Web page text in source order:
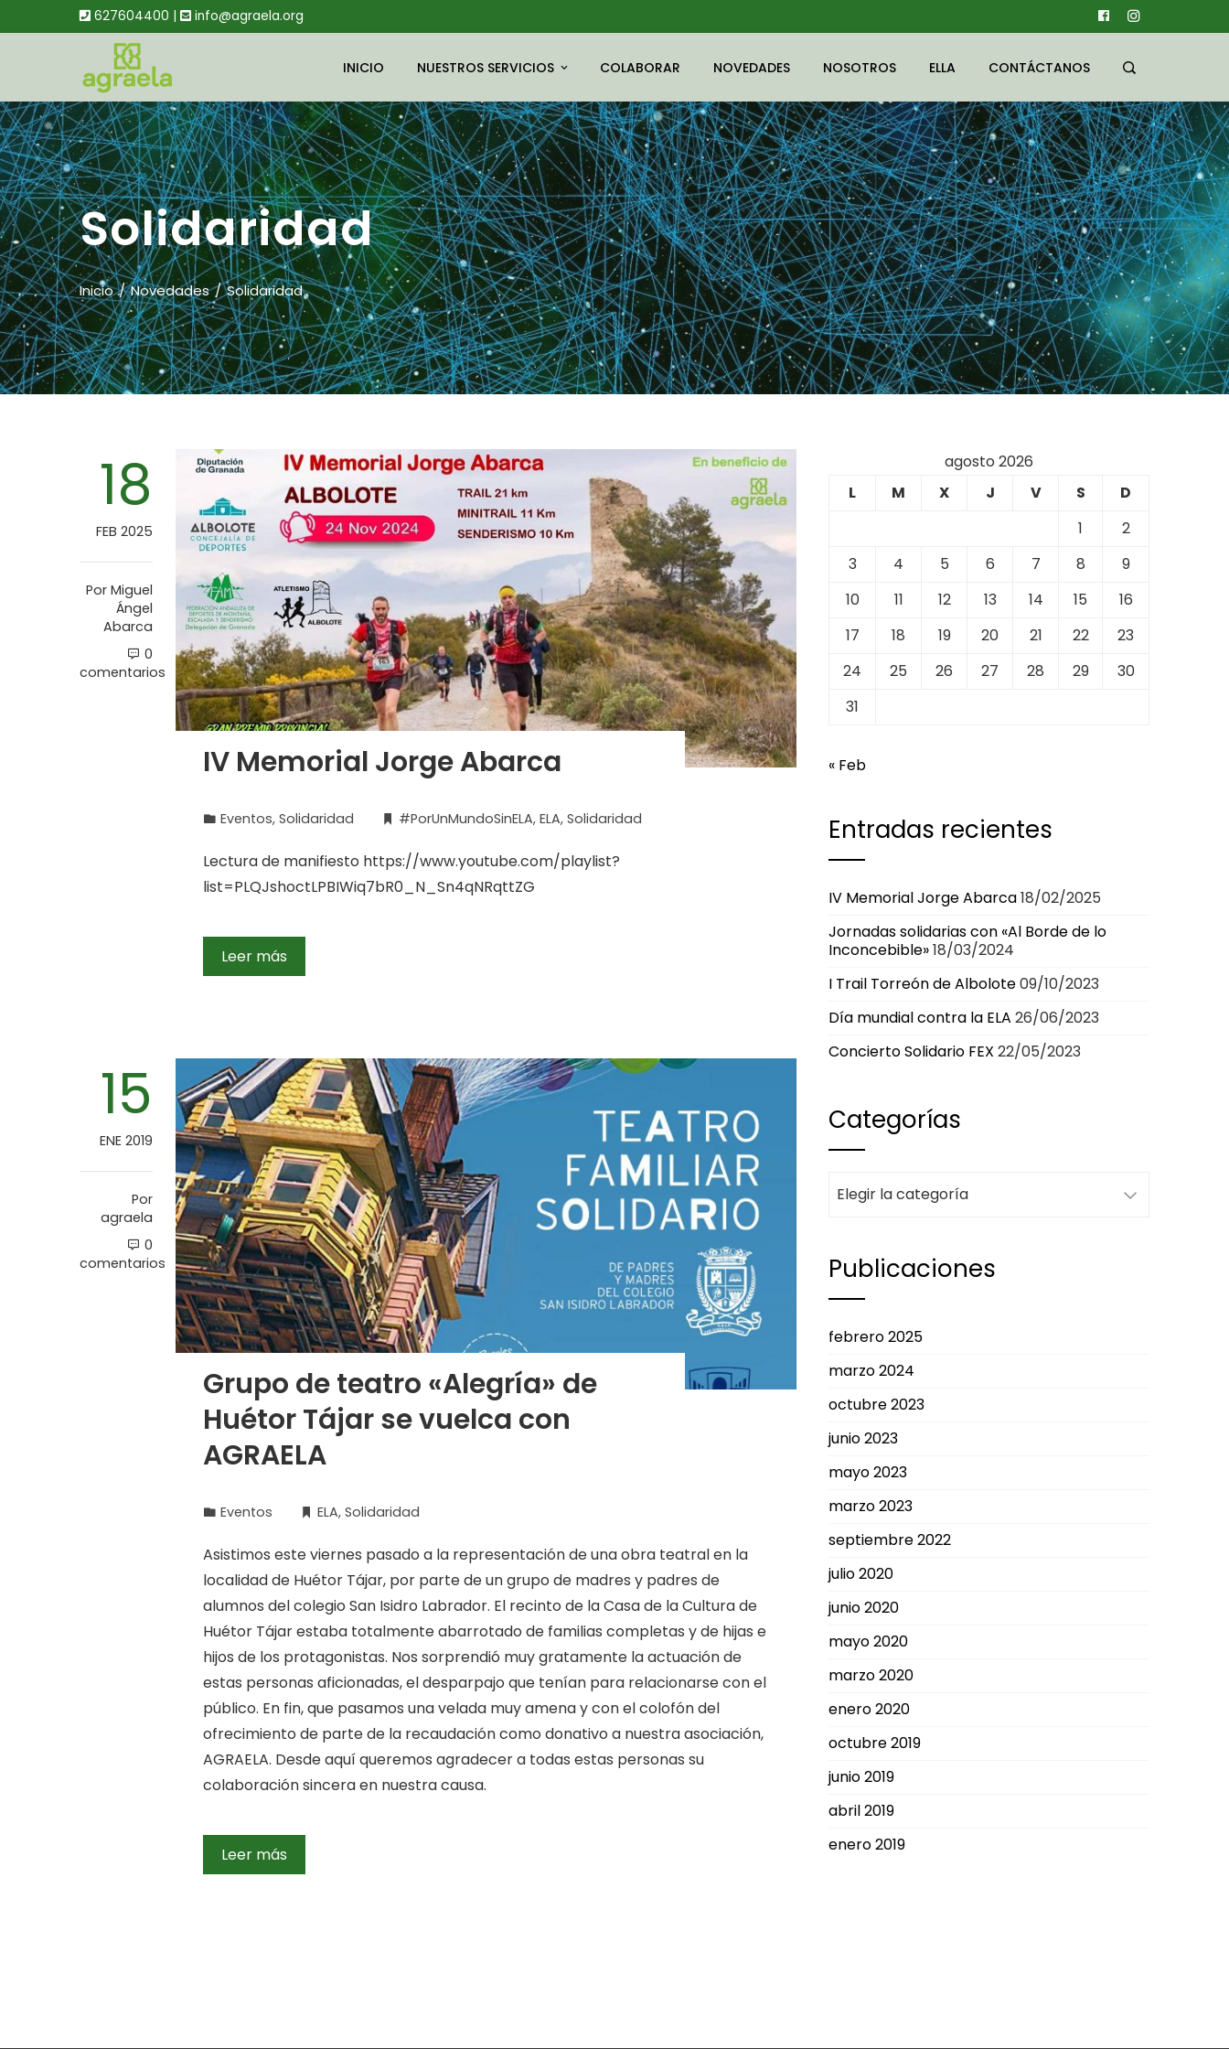
627604400 | info@agraela.org
INICIO NUESTROS SERVICIOS COLABORAR NOVEDADES NOSOTROS ELLA CONTÁCTANOS
Solidaridad
Inicio Novedades Solidaridad
18
FEB 2025
Por Miguel
Ángel
Abarca
0
comentarios
IV Memorial Jorge Abarca
Eventos, Solidaridad #PorUnMundoSinELA, ELA, Solidaridad
Lectura de manifiesto https://www.youtube.com/playlist?
list=PLQJshoctLPBIWiq7bR0_N_Sn4qNRqttZG
Leer más
15
ENE 2019
Por
agraela
0
comentarios
Grupo de teatro «Alegría» de
Huétor Tájar se vuelca con
AGRAELA
Eventos ELA, Solidaridad
Asistimos este viernes pasado a la representación de una obra teatral en la
localidad de Huétor Tájar, por parte de un grupo de madres y padres de
alumnos del colegio San Isidro Labrador. El recinto de la Casa de la Cultura de
Huétor Tájar estaba totalmente abarrotado de familias completas y de hijas e
hijos de los protagonistas. Nos sorprendió muy gratamente la actuación de
estas personas aficionadas, el desparpajo que tenían para relacionarse con el
público. En fin, que pasamos una velada muy amena y con el colofón del
ofrecimiento de parte de la recaudación como donativo a nuestra asociación,
AGRAELA. Desde aquí queremos agradecer a todas estas personas su
colaboración sincera en nuestra causa.
Leer más
agosto 2026
L
M X J V S
D
1
2
3
4 5 6 7 8
9
10
11 12 13 14 15
16
17
18 19 20 21 22
23
24
25 26 27 28 29
30
31
« Feb
Entradas recientes
IV Memorial Jorge Abarca18/02/2025
Jornadas solidarias con «Al Borde de lo
Inconcebible»18/03/2024
I Trail Torreón de Albolote09/10/2023
Día mundial contra la ELA 26/06/2023
Concierto Solidario FEX 22/05/2023
Categorías
Categorías
Publicaciones
febrero 2025
marzo 2024
octubre 2023
junio 2023
mayo 2023
marzo 2023
septiembre 2022
julio 2020
junio 2020
mayo 2020
marzo 2020
enero 2020
octubre 2019
junio 2019
abril 2019
enero 2019